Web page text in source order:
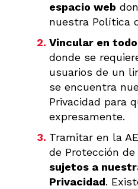
espacio web
nuestra Política
Vincular en
donde se
usuarios de un
se encuentra
Privacidad para
expresamente.
Tramitar en la
de Protección de
sujetos a
Privacidad.